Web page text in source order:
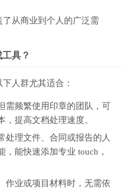
从商业到个人的广泛需
具？
人群尤其适合：
需频繁使用印章的团队，可
，提高文档处理速度。
处理文件、合同或报告的人
，能快速添加专业 touch，
作业或项目材料时，无需依